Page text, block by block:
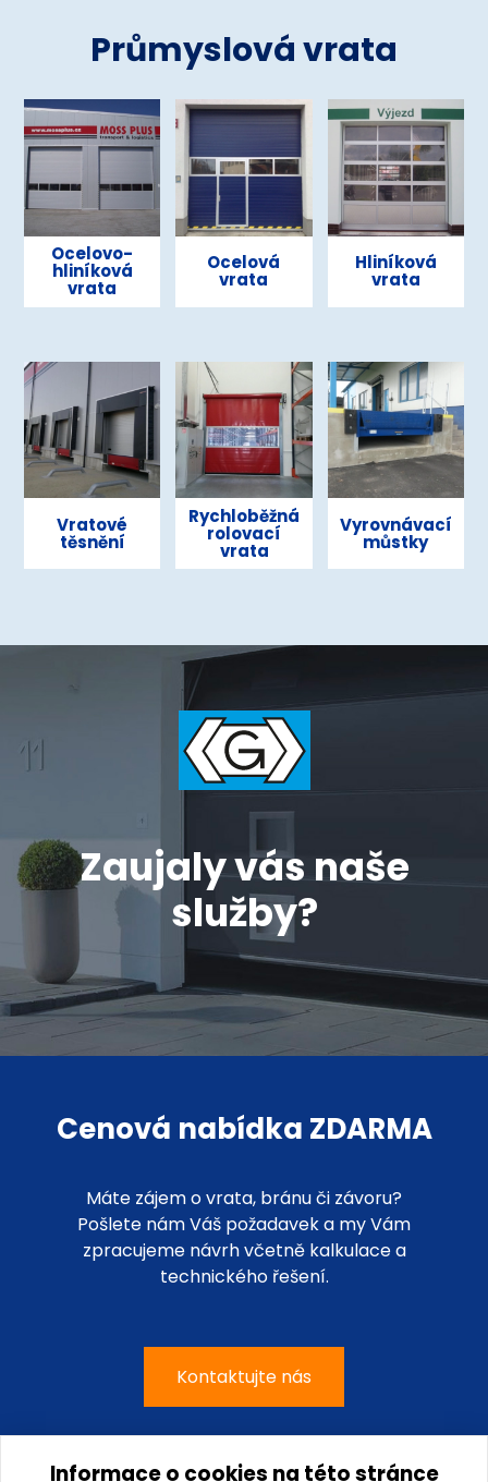
Informace o cookies na této stránce
Průmyslová vrata
Ocelovo-
hliníková
vrata
Ocelová
vrata
Hliníková
vrata
Vratové
těsnění
Rychloběžná
rolovací
vrata
Vyrovnávací
můstky
Zaujaly vás naše
služby?
Cenová nabídka ZDARMA
Máte zájem o vrata, bránu či závoru?
Pošlete nám Váš požadavek a my Vám
zpracujeme návrh včetně kalkulace a
technického řešení.
Kontaktujte nás